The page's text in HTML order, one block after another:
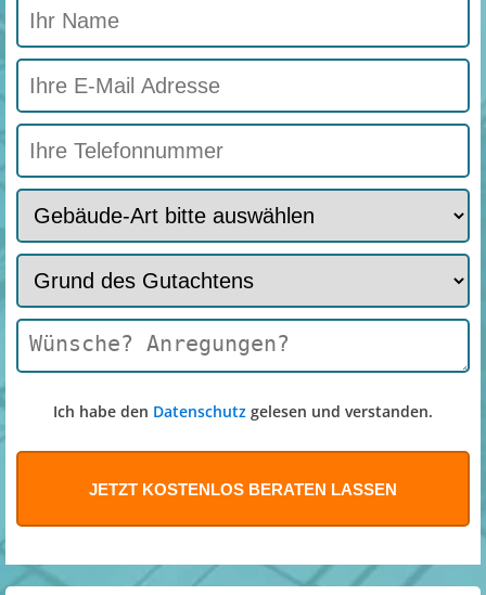
Ich habe den Datenschutz gelesen und verstanden.